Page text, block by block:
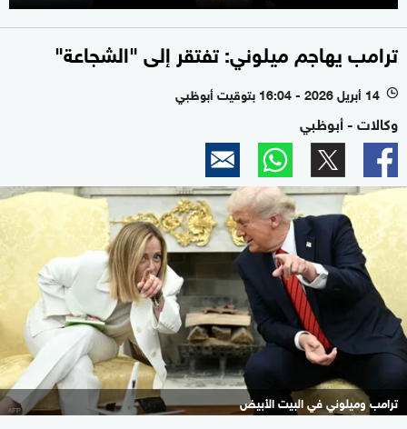
ترامب يهاجم ميلوني: تفتقر إلى "الشجاعة"
l 14 أبريل 2026 - 16:04 بتوقيت أبوظبي
وكالات - أبوظبي
ترامب وميلوني في البيت الأبيض